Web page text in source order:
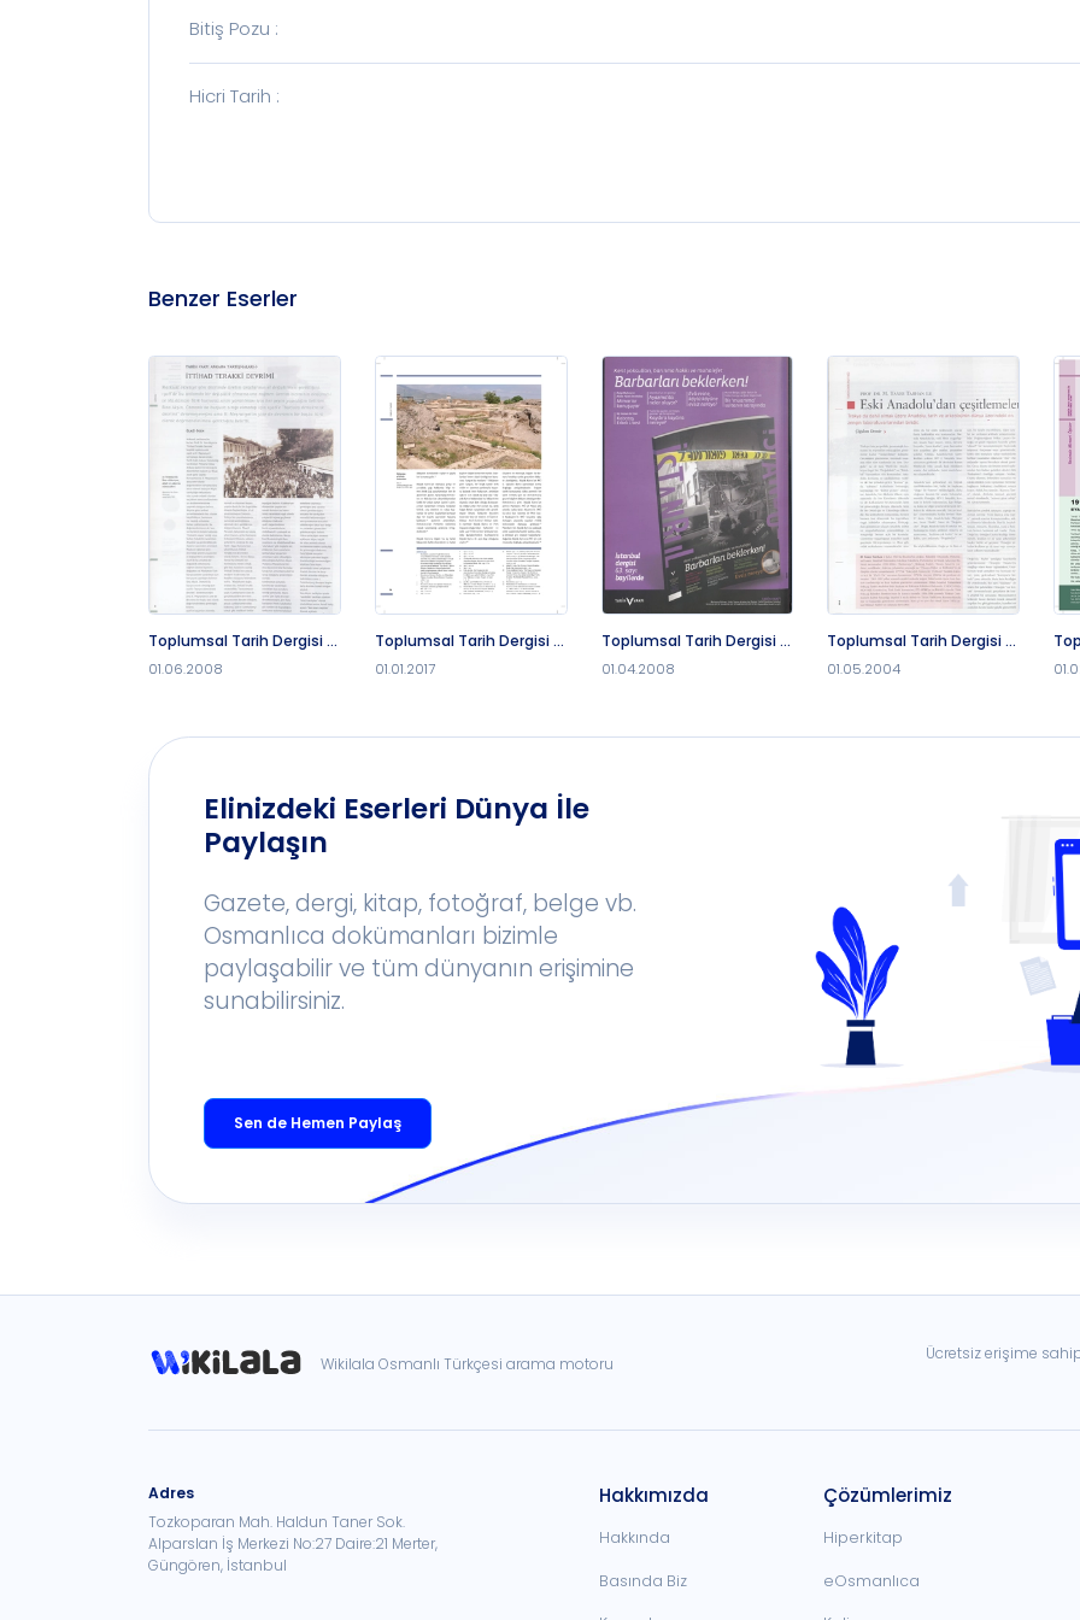
Bitiş Pozu :
Hicri Tarih :
Benzer Eserler
Toplumsal Tarih Dergisi -
01.06.2008
Toplumsal Tarih Dergisi -
01.01.2017
Toplumsal Tarih Dergisi -
01.04.2008
Toplumsal Tarih Dergisi -
01.05.2004
Elinizdeki Eserleri Dünya İle
Paylaşın
Gazete, dergi, kitap, fotoğraf, belge vb.
Osmanlıca dokümanları bizimle
paylaşabilir ve tüm dünyanın erişimine
sunabilirsiniz.
Sen de Hemen Paylaş
Wikilala Osmanlı Türkçesi arama motoru
Ücretsiz erişime
Adres
Tozkoparan Mah. Haldun Taner Sok.
Alparslan İş Merkezi No:27 Daire:21 Merter,
Güngören, İstanbul
Hakkımızda
Hakkında
Basında Biz
Çözümlerimiz
Hiperkitap
eOsmanlıca